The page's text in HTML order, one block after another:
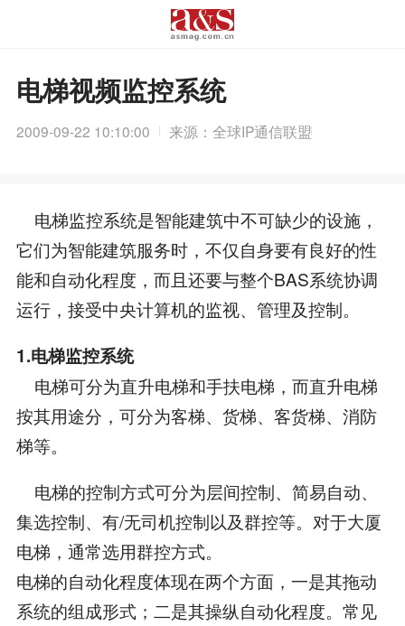
电梯视频监控系统
2009-09-22 10:10:00 来源：全球IP通信联盟
电梯监控系统是智能建筑中不可缺少的设施，
它们为智能建筑服务时，不仅自身要有良好的性
能和自动化程度，而且还要与整个BAS系统协调
运行，接受中央计算机的监视、管理及控制。
1.电梯监控系统
电梯可分为直升电梯和手扶电梯，而直升电梯
按其用途分，可分为客梯、货梯、客货梯、消防
梯等。
电梯的控制方式可分为层间控制、简易自动、
集选控制、有/无司机控制以及群控等。对于大厦
电梯，通常选用群控方式。
电梯的自动化程度体现在两个方面，一是其拖动
系统的组成形式；二是其操纵自动化程度。常见